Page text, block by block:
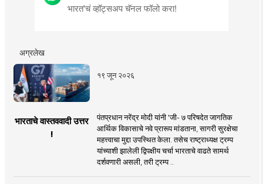
भारत'चं व्हॉट्सअप चॅनल फॉलो करा!
अग्रलेख
१९ जून २०२६
भारताचे वास्तववादी उत्तर
!
पंतप्रधान नरेंद्र मोदी यांनी 'जी- ७ परिषदेत जागतिक
आर्थिक विकासाचे नवे प्रारूप मांडताना, सागरी सुरक्षेचा
महत्त्वाचा मुद्दा उपस्थित केला. तसेच राष्ट्राध्यक्ष ट्रम्प
यांच्याशी झालेली द्विपक्षीय चर्चा भारताचे वाढते सामर्थ
दर्शवणारी असली, तरी ट्रम्प ..